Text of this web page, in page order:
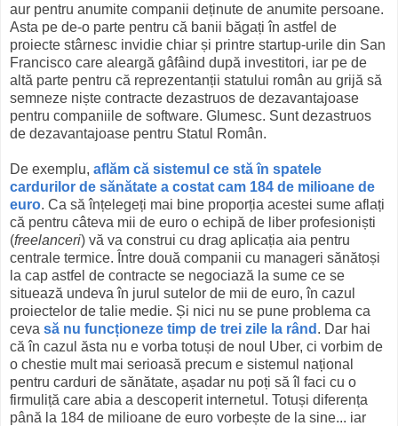
aur pentru anumite companii deținute de anumite persoane.
Asta pe de-o parte pentru că banii băgați în astfel de
proiecte stârnesc invidie chiar și printre startup-urile din San
Francisco care aleargă gâfâind după investitori, iar pe de
altă parte pentru că reprezentanții statului român au grijă să
semneze niște contracte dezastruos de dezavantajoase
pentru companiile de software. Glumesc. Sunt dezastruos
de dezavantajoase pentru Statul Român.
De exemplu, aflăm că sistemul ce stă în spatele
cardurilor de sănătate a costat cam 184 de milioane de
euro. Ca să înțelegeți mai bine proporția acestei sume aflați
că pentru câteva mii de euro o echipă de liber profesioniști
(freelanceri) vă va construi cu drag aplicația aia pentru
centrale termice. Între două companii cu manageri sănătoși
la cap astfel de contracte se negociază la sume ce se
situează undeva în jurul sutelor de mii de euro, în cazul
proiectelor de talie medie. Și nici nu se pune problema ca
ceva să nu funcționeze timp de trei zile la rând . Dar hai
că în cazul ăsta nu e vorba totuși de noul Uber, ci vorbim de
o chestie mult mai serioasă precum e sistemul național
pentru carduri de sănătate, așadar nu poți să îl faci cu o
firmuliță care abia a descoperit internetul. Totuși diferența
până la 184 de milioane de euro vorbește de la sine... iar